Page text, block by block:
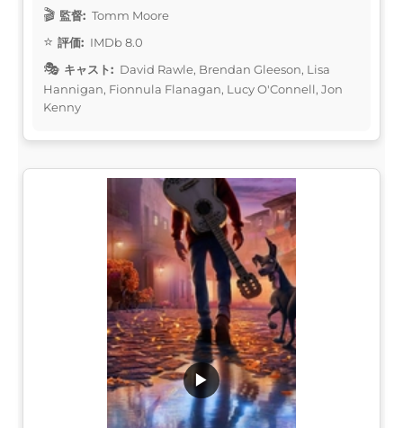
監督: Tomm Moore
評価: IMDb 8.0
キャスト: David Rawle, Brendan Gleeson, Lisa
Hannigan, Fionnula Flanagan, Lucy O'Connell, Jon
Kenny
▶